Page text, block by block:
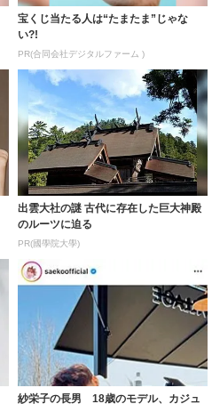
宝くじ当たる人は“たまたま”じゃな
い?!
PR(合同会社デジタルファーム )
出雲大社の謎 古代に存在した巨大神殿
のルーツに迫る
PR(國學院大學)
紗栄子の長男 18歳のモデル、カジュ